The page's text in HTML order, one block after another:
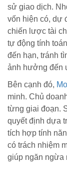
sử giao dịch.
vốn hiện có, dự
chiến lược tài
tự động tính
đến hạn, tránh
ảnh hưởng đến
Bên cạnh đó,
minh. Chủ
từng giai đoạn.
quyết định dựa
tích hợp tính
có trách nhiệm
giúp ngăn ngừa